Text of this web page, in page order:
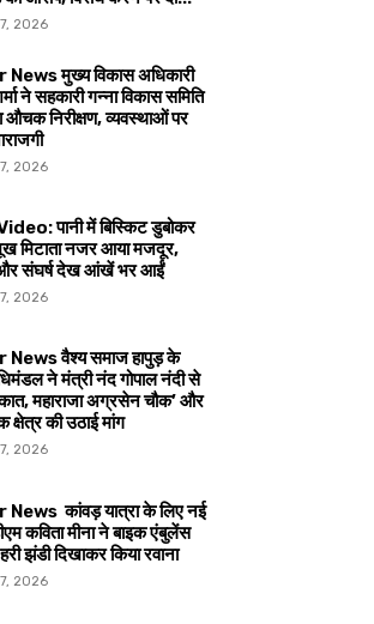
2026
मुख्य विकास अधिकारी
ने सहकारी गन्ना विकास समिति
औचक निरीक्षण, व्यवस्थाओं पर
2026
पानी में बिस्किट डुबोकर
मिटाता नजर आया मजदूर,
और संघर्ष देख आंखें भर आईं
2026
News वैश्य समाज हापुड़ के
ने मंत्री नंद गोपाल नंदी से
महाराजा अग्रसेन चौक’ और
क्षेत्र की उठाई मांग
2026
कांवड़ यात्रा के लिए नई
कविता मीना ने बाइक एंबुलेंस
झंडी दिखाकर किया रवाना
2026